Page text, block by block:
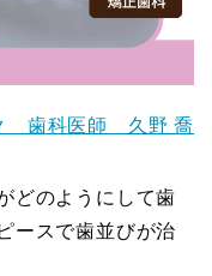
歯科医師 久野 喬
どのようにして歯
ースで歯並びが治